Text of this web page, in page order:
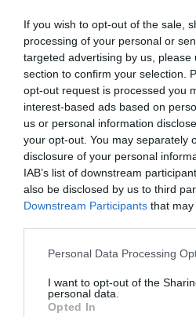
If you wish to opt-out of the sale,
processing of your personal or
targeted advertising by us, please
section to confirm your selection.
opt-out request is processed you
interest-based ads based on
us or personal information
your opt-out. You may separately
disclosure of your personal
IAB’s list of downstream
also be disclosed by us to third
Downstream Participants that
Please note that this website/app
not limited to your visit or usage
grant or deny consent to Google
Personal Data Processing
I want to opt-out of the
personal data.
Opted In
Δεν έχετε την εμπειρία ή
Επικοινωνήστε
Υπηρεσίες
Αξιολόγηση ακινήτου
Συμβουλές για
Δημιουργία καταχώρησης
της καλύτερης δυνατής